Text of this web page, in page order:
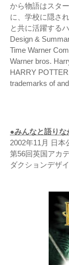
から物語はスタ
に、学校に隠さ
と共に活躍する
Design &
Time Warner
Warner bros.
HARRY
trademarks of
●みんなと語りな
2002年11月 日本
第56回英国アカ
ダクションデザイ